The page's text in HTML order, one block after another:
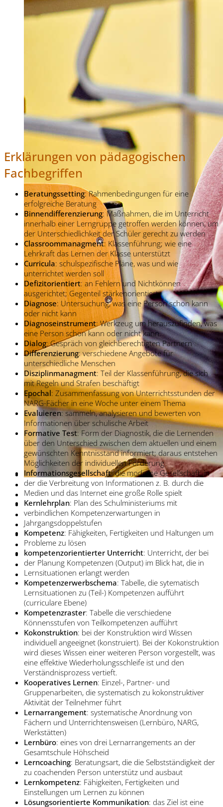
Erklärungen von pädagogischen
Fachbegriffen
Beratungssetting: Rahmenbedingungen für eine
erfolgreiche Beratung
Binnendifferenzierung: Maßnahmen, die im Unterricht
innerhalb einer Lerngruppe getroffen werden können, um
der Unterschiedlichkeit der Schüler gerecht zu werden
Classroommanagment: Klassenführung; wie eine
Lehrkraft das Lernen der Klasse unterstützt
Curricula: schulspezifische Pläne, was und wie
unterrichtet werden soll
Defizitorientiert: an Fehlern und Nichtkönnen
ausgerichtet; Gegenteil stärkenorientiert
Diagnose: Untersuchung, was eine Person schon kann
oder nicht kann
Diagnoseinstrument: Werkzeug um herauszufinden, was
eine Person schon kann oder nicht kann
Dialog: Gespräch von gleichberechtigten Partnern
Differenzierung: verschiedene Angebote für
unterschiedliche Menschen
Disziplinmanagment: Teil der Klassenführung, die sich
mit Regeln und Strafen beschäftigt
Epochal: Zusammenfassung von Unterrichtsstunden der
NARG-Fächer in eine Woche unter einem Thema
Evaluieren: sammeln, analysieren und bewerten von
Informationen über schulische Arbeit
Formative Test: Form der Diagnostik, die die Lernenden
über den Unterschied zwischen dem aktuellen und einem
gewünschten Kenntnisstand informiert; daraus entstehen
Möglichkeiten der individuellen Förderung
Informationsgesellschaft: die moderne Gesellschaft, in
der die Verbreitung von Informationen z. B. durch die
Medien und das Internet eine große Rolle spielt
Kernlehrplan: Plan des Schulministeriums mit
verbindlichen Kompetenzerwartungen in
Jahrgangsdoppelstufen
Kompetenz: Fähigkeiten, Fertigkeiten und Haltungen um
Probleme zu lösen
kompetenzorientierter Unterricht: Unterricht, der bei
der Planung Kompetenzen (Output) im Blick hat, die in
Lernsituationen erlangt werden
Kompetenzerwerbschema: Tabelle, die sytematisch
Lernsituationen zu (Teil-) Kompetenzen aufführt
(curriculare Ebene)
Kompetenzraster: Tabelle die verschiedene
Könnensstufen von Teilkompetenzen aufführt
Kokonstruktion: bei der Konstruktion wird Wissen
individuell angeeignet (konstruiert). Bei der Kokonstruktion
wird dieses Wissen einer weiteren Person vorgestellt, was
eine effektive Wiederholungsschleife ist und den
Verständnisprozess vertieft.
Kooperatives Lernen: Einzel-, Partner- und
Gruppenarbeiten, die systematisch zu kokonstruktiver
Aktivität der Teilnehmer führt
Lernarrangement: systematische Anordnung von
Fächern und Unterrichtensweisen (Lernbüro, NARG,
Werkstätten)
Lernbüro: eines von drei Lernarrangements an der
Gesamtschule Höhscheid
Lerncoaching: Beratungsart, die die Selbstständigkeit der
zu coachenden Person unterstütz und ausbaut
Lernkompetenz: Fähigkeiten, Fertigkeiten und
Einstellungen um Lernen zu können
Lösungsorientierte Kommunikation: das Ziel ist eine